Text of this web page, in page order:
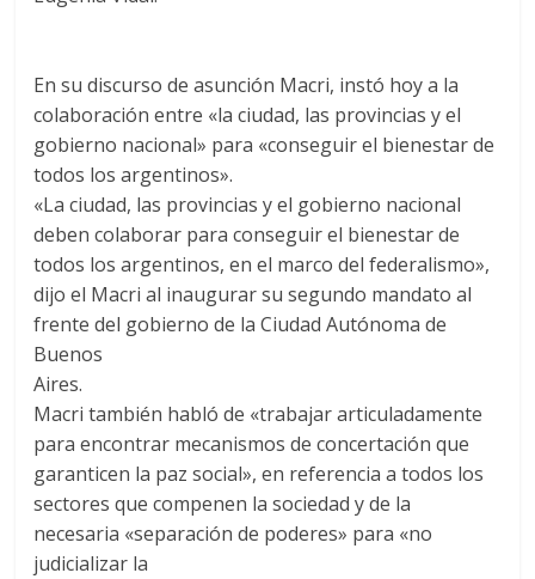
En su discurso de asunción Macri, instó hoy a la
colaboración entre «la ciudad, las provincias y el
gobierno nacional» para «conseguir el bienestar de
todos los argentinos».
«La ciudad, las provincias y el gobierno nacional
deben colaborar para conseguir el bienestar de
todos los argentinos, en el marco del federalismo»,
dijo el Macri al inaugurar su segundo mandato al
frente del gobierno de la Ciudad Autónoma de
Buenos
Aires.
Macri también habló de «trabajar articuladamente
para encontrar mecanismos de concertación que
garanticen la paz social», en referencia a todos los
sectores que compenen la sociedad y de la
necesaria «separación de poderes» para «no
judicializar la